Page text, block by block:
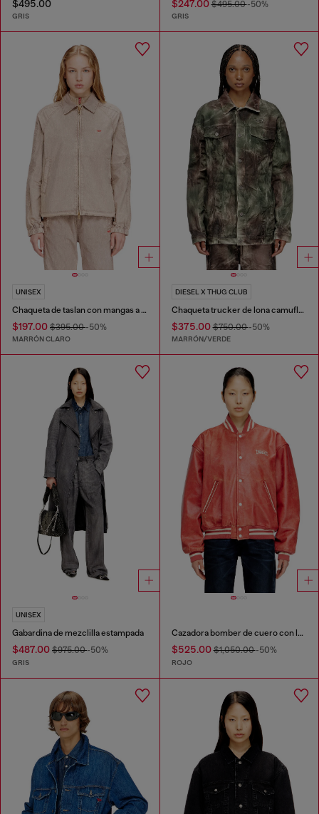
$495.00
GRIS
$247.00$495.00-50%
GRIS
UNISEX
Chaqueta de taslan con mangas a rayas
$197.00 $395.00-50%
MARRÓN CLARO
DIESEL X THUG CLUB
Chaqueta trucker de lona camuflada arrugada
$375.00$750.00-50%
MARRÓN/VERDE
UNISEX
Gabardina de mezclilla estampada
$487.00 $975.00-50%
GRIS
Cazadora bomber de cuero con logo de Diesel
$525.00$1,050.00-50%
ROJO